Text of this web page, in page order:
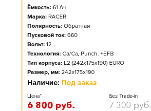
Ёмкость: 61 Ач
Марка: RACER
Полярность: Обратная
Пусковой ток: 660
Вольт: 12
Технология: Ca/Ca, Punch, +EFB
Тип корпуса: L2 (242x175x190) EURO
Размер, мм: 242x175x190
Наличие: Под заказ
Цена*
6 800 руб.
Без Trade-in
7 300 руб.